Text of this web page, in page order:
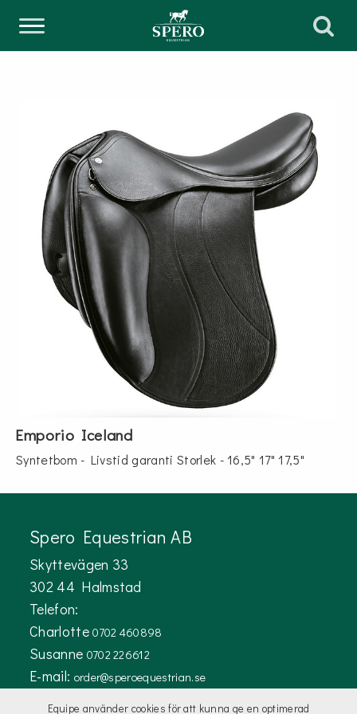
Emporio Iceland
Syntetbom - Livstid garanti Storlek - 16,5" 17" 17,5"
Spero Equestrian AB
Skyttevägen 33
302 44 Halmstad
Telefon:
Charlotte0702 460898
Susanne 0702 226612
E-mail: order@speroequestrian.se
Equipe använder cookies för att kunna ge en optimerad